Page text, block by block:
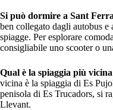
Si può dormire a Sant
ben collegato dagli autobus
spiagge. Per esplorare
consigliabile uno scooter o
Qual è la spiaggia più
vicina è la spiaggia di Es
penisola di Es Trucadors, si
Llevant.